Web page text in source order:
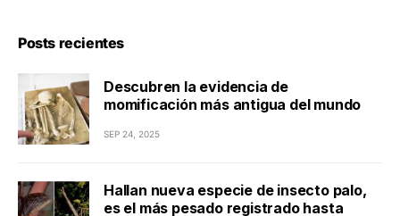
Posts recientes
Descubren la evidencia de
momificación más antigua del mundo
SEP 24, 2025
Hallan nueva especie de insecto palo,
es el más pesado registrado hasta